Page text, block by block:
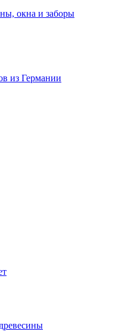
окна и заборы
из Германии